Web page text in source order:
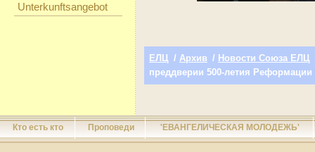
Unterkunftsangebot
ЕЛЦ / Архив / Новости Союза ЕЛЦ
преддверии 500-летия Реформации
Кто есть кто Проповеди 'ЕВАНГЕЛИЧЕСКАЯ МОЛОДЕЖЬ'